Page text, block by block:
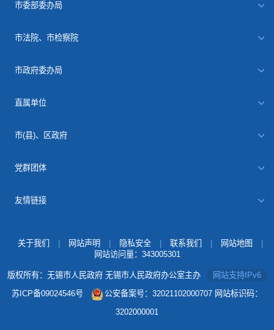
市委部委办局
市法院、市检察院
市政府委办局
直属单位
市(县)、区政府
党群团体
友情链接
关于我们 网站声明 隐私安全 联系我们 网站地图
网站访问量： 343005301
版权所有：无锡市人民政府 无锡市人民政府办公室主办
网站支持IPv6
苏ICP备09024546号
公安备案号：32021102000707 网站标识码：
3202000001